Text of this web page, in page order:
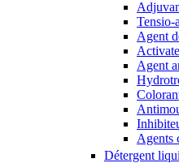
Tensio-
Agent
Agent
Agents
Détergent